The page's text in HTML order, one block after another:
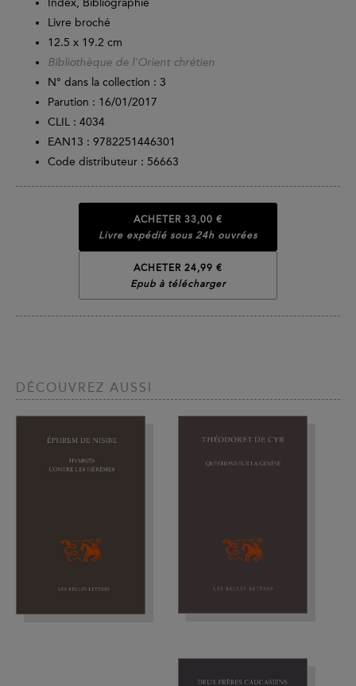
Index, Bibliographie
Livre broché
12.5 x 19.2 cm
Bibliothèque de l'Orient chrétien
N° dans la collection : 3
Parution : 16/01/2017
CLIL : 4034
EAN13 : 9782251446301
Code distributeur : 56663
ACHETER 33,00 €
Livre expédié sous 24h ouvrées
ACHETER 24,99 €
Epub à télécharger
DÉCOUVREZ AUSSI